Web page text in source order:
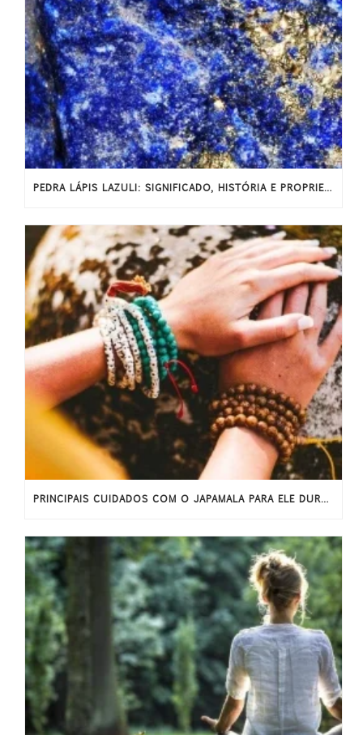
PEDRA LÁPIS LAZULI: SIGNIFICADO, HISTÓRIA E PROPRIEDADES ENERGÉTICAS
PRINCIPAIS CUIDADOS COM O JAPAMALA PARA ELE DURAR MAIS